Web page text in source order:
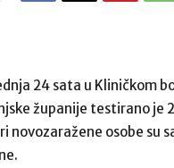
24 sata u Kliničkom
županije testirano je
novozaražene osobe su